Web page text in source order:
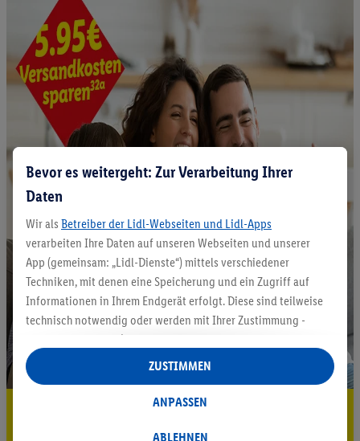
5.95 € Versand sparen³²ᵃ
Bevor es weitergeht: Zur Verarbeitung Ihrer
Daten
Wir als Betreiber der Lidl-Webseiten und Lidl-Apps
verarbeiten Ihre Daten auf unseren Webseiten und unserer
App (gemeinsam: „Lidl-Dienste“) mittels verschiedener
Techniken, mit denen eine Speicherung und ein Zugriff auf
Informationen in Ihrem Endgerät erfolgt. Diese sind teilweise
technisch notwendig oder werden mit Ihrer Zustimmung -
auch durch Partner (u.a.
Verantwortliche; im Zusammenhang mit dem IAB TCF
insgesamt
Statistik-Erstellung oder für personalisierte Werbung
Datenverarbeitungen für personalisierte Werbung werden
ABLEHNEN
ANPASSEN
ZUSTIMMEN